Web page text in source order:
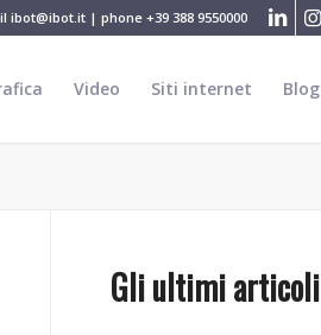
ibot@ibot.it | phone +39 388 9550000
Video Siti internet Blog
Gli ultimi articoli